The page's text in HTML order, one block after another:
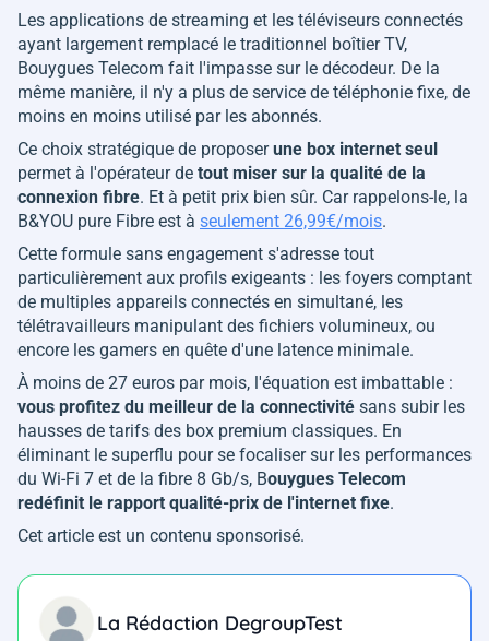
Les applications de streaming et les téléviseurs connectés
ayant largement remplacé le traditionnel boîtier TV,
Bouygues Telecom fait l'impasse sur le décodeur. De la
même manière, il n'y a plus de service de téléphonie fixe, de
moins en moins utilisé par les abonnés.
Ce choix stratégique de proposerune box internet seul
permet à l'opérateur de tout miser sur la qualité de la
connexion fibre. Et à petit prix bien sûr. Car rappelons-le, la
B&YOU pure Fibre est à seulement 26,99€/mois.
Cette formule sans engagement s'adresse tout
particulièrement aux profils exigeants : les foyers comptant
de multiples appareils connectés en simultané, les
télétravailleurs manipulant des fichiers volumineux, ou
encore les gamers en quête d'une latence minimale.
À moins de 27 euros par mois, l'équation est imbattable :
vous profitez du meilleur de la connectivité sans subir les
hausses de tarifs des box premium classiques. En
éliminant le superflu pour se focaliser sur les performances
du Wi-Fi 7 et de la fibre 8 Gb/s, Bouygues Telecom
redéfinit le rapport qualité-prix de l'internet fixe.
Cet article est un contenu sponsorisé.
La Rédaction DegroupTest